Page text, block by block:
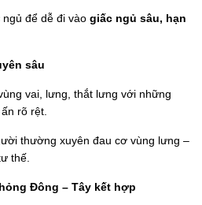
để dễ đi vào giấc ngủ sâu, hạn
sâu
vai, lưng, thắt lưng với những
rõ rệt.
thường xuyên đau cơ vùng lưng –
thế.
Đông – Tây kết hợp